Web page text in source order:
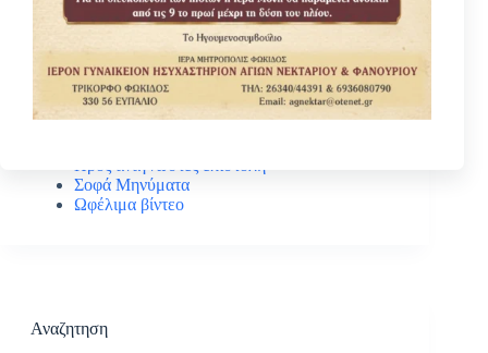
Κατηγοριες
Βίοι Αγίων
Γέροντας Νεκτάριος Μουλατσιώτης
Διάφορα ψυχωφελή κείμενα
Κάτι ενδιαφέρον
Νέα – Ανακοινώσεις
Σοφά Μηνύματα
Ωφέλιμα βίντεο
Αναζητηση